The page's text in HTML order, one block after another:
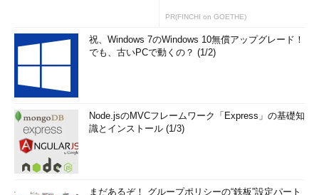
PR(FINCHI on GOETHE)
祝、Windows 7のWindows 10無償アップグレード！
でも、古いPCで動くの？ (1/2)
Node.jsのMVCフレームワーク「Express」の基礎知
識とインストール (1/3)
まだあるぞ！ グループポリシーの“鉄板”設定パート